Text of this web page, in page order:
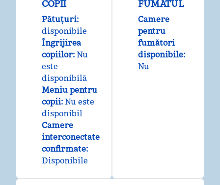
COPII
Pătuțuri:
disponibile
Îngrijirea
copiilor: Nu
este
disponibilă
Meniu pentru
copii: Nu este
disponibil
Camere
interconectate
confirmate:
Disponibile
FUMATUL
Camere
pentru
fumători
disponibile:
Nu